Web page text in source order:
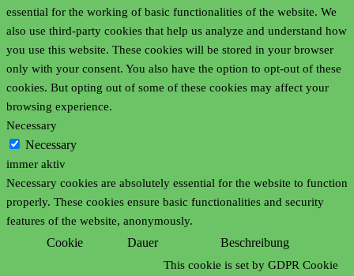
essential for the working of basic functionalities of the website. We
also use third-party cookies that help us analyze and understand how
you use this website. These cookies will be stored in your browser
only with your consent. You also have the option to opt-out of these
cookies. But opting out of some of these cookies may affect your
browsing experience.
Necessary
Necessary
immer aktiv
Necessary cookies are absolutely essential for the website to function
properly. These cookies ensure basic functionalities and security
features of the website, anonymously.
Cookie Dauer Beschreibung
This cookie is set by GDPR Cookie